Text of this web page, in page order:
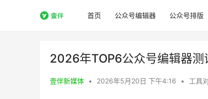
首页 公众号编辑器 公众号排版
2026年TOP6公众号编辑器
壹伴新媒体 • 2026年5月20日 下午4:16 • 工具